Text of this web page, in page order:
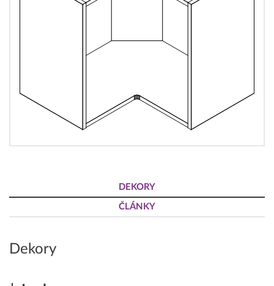
DEKORY
ČLÁNKY
Dekory